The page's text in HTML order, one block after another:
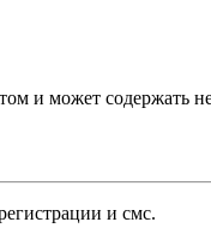
и может содержать
и смс.